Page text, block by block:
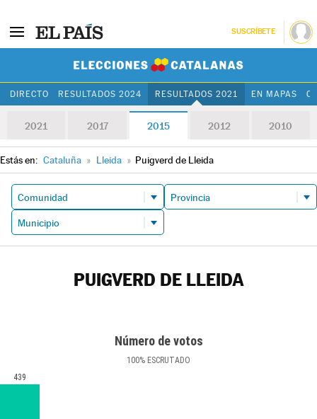
SUSCRÍBETE
DIRECTO RESULTADOS 2024 RESULTADOS 2021 EN MAPAS
2021 2017 2015 2012 2010
Estás en: Cataluña » Lleida » Puigverd de Lleida
PUIGVERD DE LLEIDA
Número de votos
100% ESCRUTADO
439